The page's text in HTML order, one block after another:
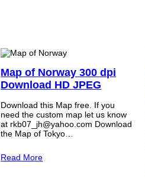
Map of Norway 300 dpi
Download HD JPEG
Download this Map free. If you
need the custom map let us know
at rkb07_jh@yahoo.com Download
the Map of Tokyo…
Read More